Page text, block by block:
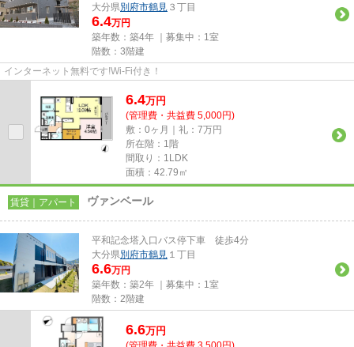
大分県別府市鶴見 ３丁目
6.4万円
築年数：築4年 ｜募集中： 1室
階数：3階建
インターネット無料です!Wi-Fi付き！
6.4万円
(管理費・共益費 5,000円)
敷：0ヶ月｜礼：7万円
所在階：1階
間取り：1LDK
面積：42.79㎡
賃貸｜アパート ヴァンベール
平和記念塔入口バス停下車 徒歩4分
大分県別府市鶴見 １丁目
6.6万円
築年数：築2年 ｜募集中： 1室
階数：2階建
6.6万円